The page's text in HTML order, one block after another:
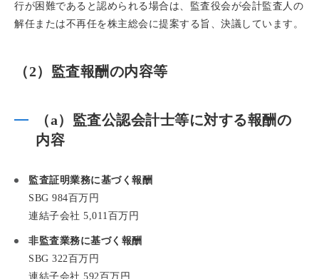
行が困難であると認められる場合は、監査役会が会計監査人の
解任または不再任を株主総会に提案する旨、決議しています。
（2）監査報酬の内容等
（a）監査公認会計士等に対する報酬の
内容
監査証明業務に基づく報酬
SBG 984百万円
連結子会社 5,011百万円
非監査業務に基づく報酬
SBG 322百万円
連結子会社 592百万円